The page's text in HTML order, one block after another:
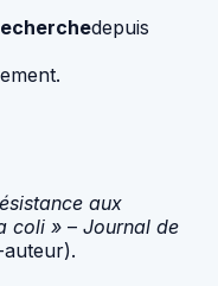
depuis
aux
coli » – Journal de